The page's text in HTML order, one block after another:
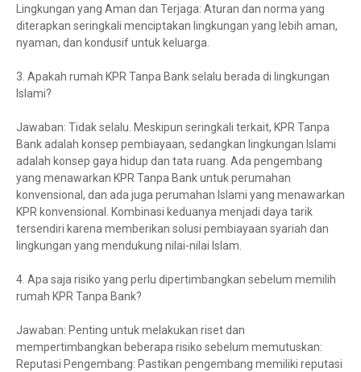
Lingkungan yang Aman dan Terjaga: Aturan dan norma yang
diterapkan seringkali menciptakan lingkungan yang lebih aman,
nyaman, dan kondusif untuk keluarga.
3. Apakah rumah KPR Tanpa Bank selalu berada di lingkungan
Islami?
Jawaban: Tidak selalu. Meskipun seringkali terkait, KPR Tanpa
Bank adalah konsep pembiayaan, sedangkan lingkungan Islami
adalah konsep gaya hidup dan tata ruang. Ada pengembang
yang menawarkan KPR Tanpa Bank untuk perumahan
konvensional, dan ada juga perumahan Islami yang menawarkan
KPR konvensional. Kombinasi keduanya menjadi daya tarik
tersendiri karena memberikan solusi pembiayaan syariah dan
lingkungan yang mendukung nilai-nilai Islam.
4. Apa saja risiko yang perlu dipertimbangkan sebelum memilih
rumah KPR Tanpa Bank?
Jawaban: Penting untuk melakukan riset dan
mempertimbangkan beberapa risiko sebelum memutuskan:
Reputasi Pengembang: Pastikan pengembang memiliki reputasi